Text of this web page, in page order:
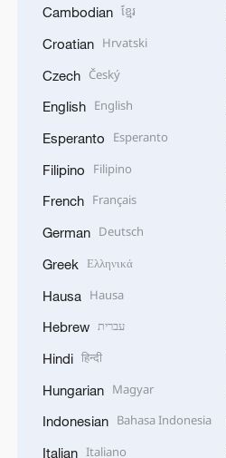
Cambodian ខ្មែរ
Croatian Hrvatski
Czech Český
English English
Esperanto Esperanto
Filipino Filipino
French Français
German Deutsch
Greek Ελληνικά
Hausa Hausa
Hebrew עברית
Hindi हिन्दी
Hungarian Magyar
Indonesian Bahasa Indonesia
Italian Italiano